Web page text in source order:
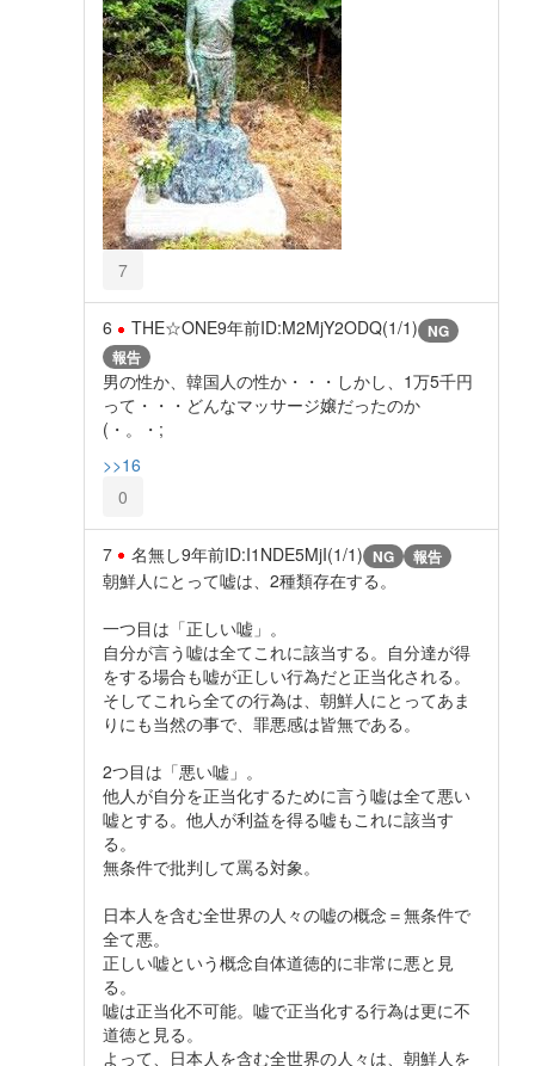
7
6 THE☆ONE9年前ID:M2MjY2ODQ(1/1) NG
報告
男の性か、韓国人の性か・・・しかし、1万5千円
って・・・どんなマッサージ嬢だったのか
(・。・;
>>16
0
7 名無し9年前ID:I1NDE5MjI(1/1) NG 報告
朝鮮人にとって嘘は、2種類存在する。
一つ目は「正しい嘘」。
自分が言う嘘は全てこれに該当する。自分達が得
をする場合も嘘が正しい行為だと正当化される。
そしてこれら全ての行為は、朝鮮人にとってあま
りにも当然の事で、罪悪感は皆無である。
2つ目は「悪い嘘」。
他人が自分を正当化するために言う嘘は全て悪い
嘘とする。他人が利益を得る嘘もこれに該当す
る。
無条件で批判して罵る対象。
日本人を含む全世界の人々の嘘の概念＝無条件で
全て悪。
正しい嘘という概念自体道徳的に非常に悪と見
る。
嘘は正当化不可能。嘘で正当化する行為は更に不
道徳と見る。
よって、日本人を含む全世界の人々は、朝鮮人を